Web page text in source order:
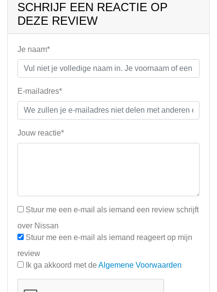
SCHRIJF EEN REACTIE OP
DEZE REVIEW
Je naam*
E-mailadres*
Jouw reactie*
Stuur me een e-mail als iemand een review schrijft
over Nissan
Stuur me een e-mail als iemand reageert op mijn
review
Ik ga akkoord met de Algemene Voorwaarden